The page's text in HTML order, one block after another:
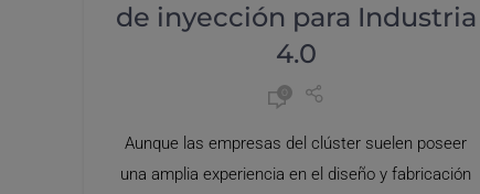
de inyección para Industria
4.0
Aunque las empresas del clúster suelen poseer
una amplia experiencia en el diseño y fabricación